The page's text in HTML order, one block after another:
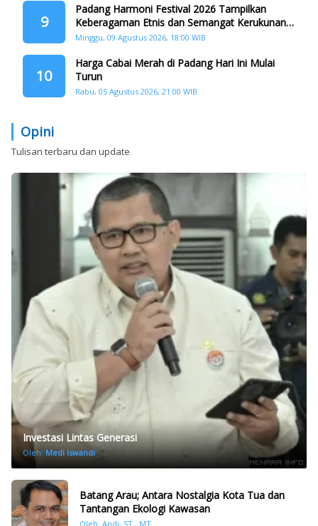
9
Padang Harmoni Festival 2026 Tampilkan
Keberagaman Etnis dan Semangat Kerukunan
di HJK ke-357
Minggu, 09 Agustus 2026, 18:00 WIB
10
Harga Cabai Merah di Padang Hari Ini Mulai
Turun
Rabu, 05 Agustus 2026, 21:00 WIB
Opini
Tulisan terbaru dan update
Investasi Lintas Generasi
Oleh: Medi Iswandi
Batang Arau; Antara Nostalgia Kota Tua dan
Tantangan Ekologi Kawasan
Oleh: Andi, ST., MT